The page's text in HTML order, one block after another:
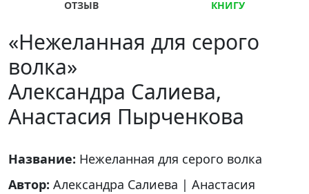
ОТЗЫВ
КНИГУ
«Нежеланная для серого
волка»
Александра Салиева,
Анастасия Пырченкова
Название: Нежеланная для серого волка
Автор: Александра Салиева | Анастасия